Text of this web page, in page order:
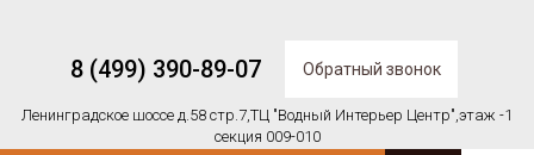
8 (499) 390-89-07 Обратный звонок
Ленинградское шоссе д.58 стр.7,ТЦ "Водный Интерьер Центр",этаж -1
секция 009-010